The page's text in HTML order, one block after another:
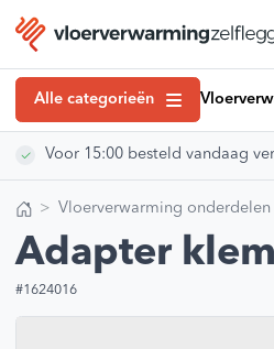
Alle categorieën
Noppenplaten
Tackerplaten
Elektrische Vloerverwarming
Voor 15:00 besteld vandaag
Vloerverwarming onderdelen
Adapter
#1624016